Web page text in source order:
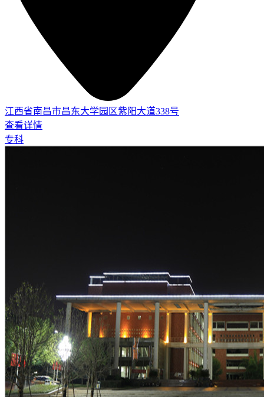
江西省南昌市昌东大学园区紫阳大道338号
查看详情
专科